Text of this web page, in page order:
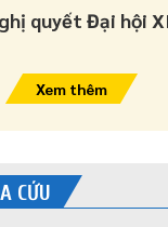
quyết Đại hội
Xem thêm
CỨU